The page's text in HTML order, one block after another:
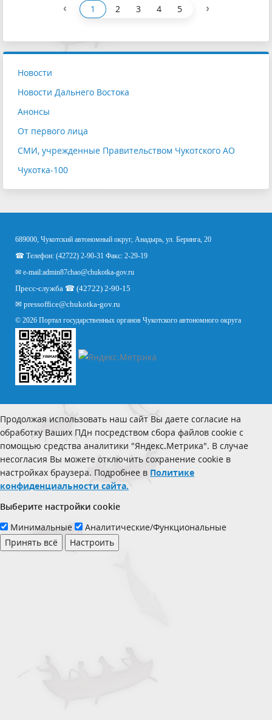
‹ 1 2 3 4 5 ›
Новости
Новости Дальнего Востока
Анонсы
От первого лица
СМИ, учрежденные Правительством Чукотского АО
Чукотка-100
689000, Чукотский автономный округ, Анадырь, ул. Беринга, 20
☎ Телефон: (42722) 2-90-31 Факс: 2-29-19
✉ e-mail:admin87chao@chukotka-gov.ru
Пресс-служба ☎ (42722) 2-90-15
✉ pressoffice@chukotka-gov.ru
© 2026 Портал государственных органов Чукотского автономного округа
Продолжая использовать наш сайт Вы даете согласие на
обработку Ваших ПДн посредством сбора файлов cookie с
помощью средства аналитики "Яндекс.Метрика". В случае
несогласия Вы можете отключить сохранение cookie в
настройках браузера. Подробнее в Политике
конфиденциальности сайта.
Выберите настройки cookie
Минимальные
Аналитические/Функциональные
Принять всё
Настроить